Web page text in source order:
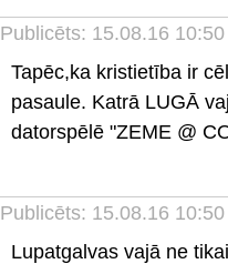
Publicēts: 15.08.16 10:50
Tapēc,ka kristietība ir
pasaule. Katrā LUGĀ
datorspēlē "ZEME @
Publicēts: 15.08.16 10:50
Lupatgalvas vajā ne